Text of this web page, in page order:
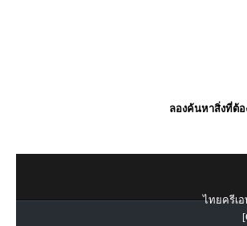
ลองค้นหาสิ่งที่ต้อ
ไทยครีเอ
[